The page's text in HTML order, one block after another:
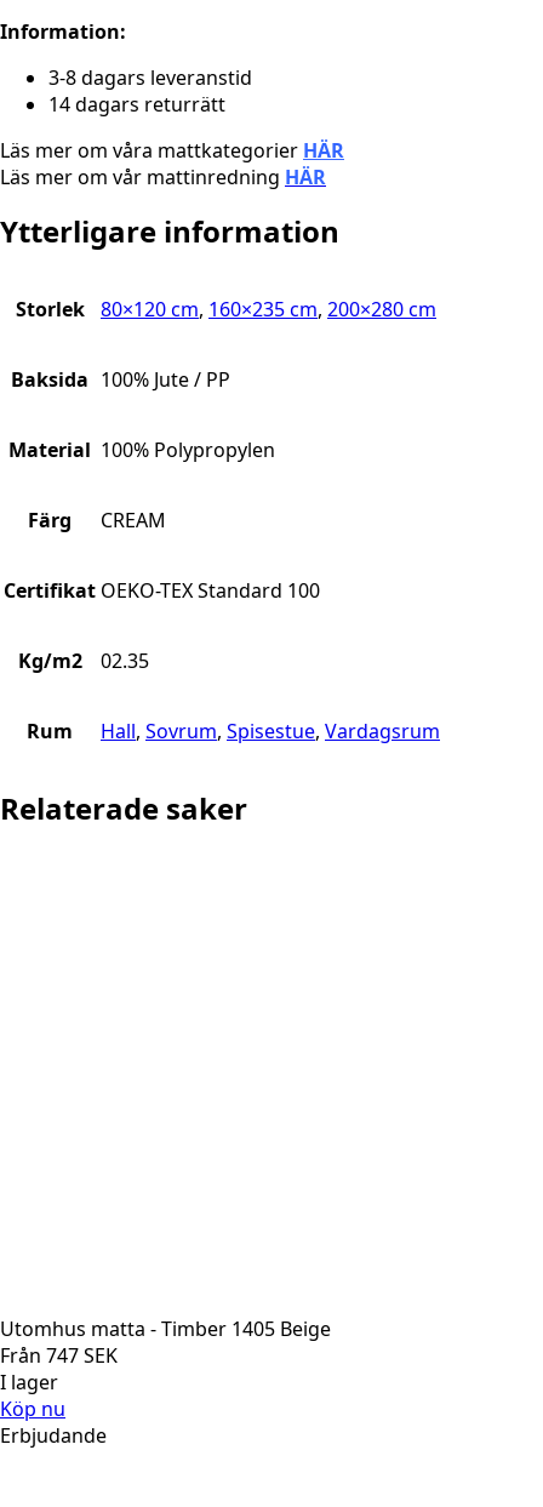
Information:
3-8 dagars leveranstid
14 dagars returrätt
Läs mer om våra mattkategorier HÄR
Läs mer om vår mattinredning HÄR
Ytterligare information
Storlek 80×120 cm, 160×235 cm, 200×280 cm
Baksida 100% Jute / PP
Material 100% Polypropylen
Färg CREAM
Certifikat OEKO-TEX Standard 100
Kg/m2 02.35
Rum Hall, Sovrum, Spisestue, Vardagsrum
Relaterade saker
Utomhus matta - Timber 1405 Beige
Från 747SEK
I lager
Köp nu
Erbjudande